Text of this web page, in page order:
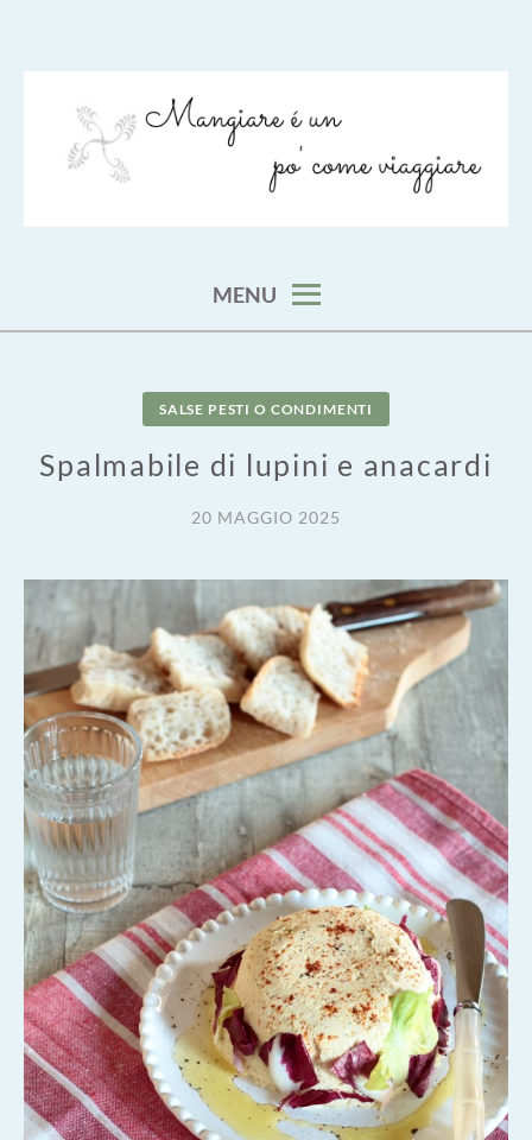
MENU
SALSE PESTI O CONDIMENTI
Spalmabile di lupini e anacardi
20 MAGGIO 2025